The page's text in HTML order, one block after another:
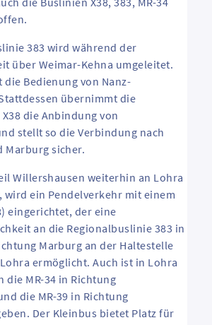
383 wird während der
über Weimar-Kehna umgeleitet.
Bedienung von Nanz-
übernimmt die
die Anbindung von
stellt so die Verbindung nach
Marburg sicher.
Willershausen weiterhin an Lohra
wird ein Pendelverkehr mit einem
eingerichtet, der eine
an die Regionalbuslinie 383 in
Marburg an der Haltestelle
ermöglicht. Auch ist in Lohra
die MR-34 in Richtung
die MR-39 in Richtung
Der Kleinbus bietet Platz für